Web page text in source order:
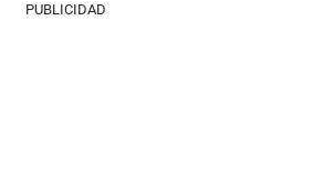
PUBLICIDAD